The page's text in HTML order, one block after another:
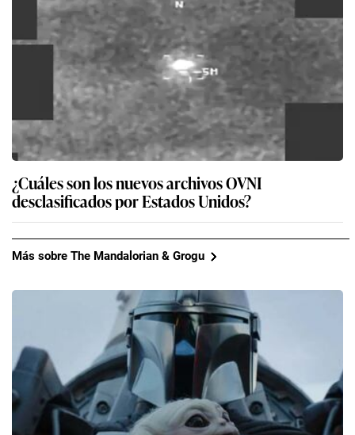
¿Cuáles son los nuevos archivos OVNI
desclasificados por Estados Unidos?
Más sobre The Mandalorian & Grogu